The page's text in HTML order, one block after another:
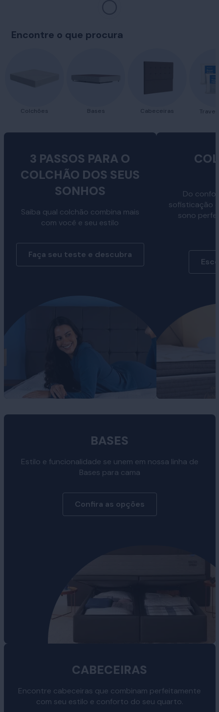
Encontre o que procura
Colchões Bases Cabeceiras
3 PASSOS PARA O
COLCHÃO DOS SEUS
SONHOS
Saiba qual colchão combina mais
com você e seu estilo
Faça seu teste e descubra
Do
sofisticação
sono
BASES
Estilo e funcionalidade se unem em nossa linha de
Bases para cama
Confira as opções
CABECEIRAS
Encontre cabeceiras que combinam perfeitamente
com seu estilo e conforto do seu quarto.